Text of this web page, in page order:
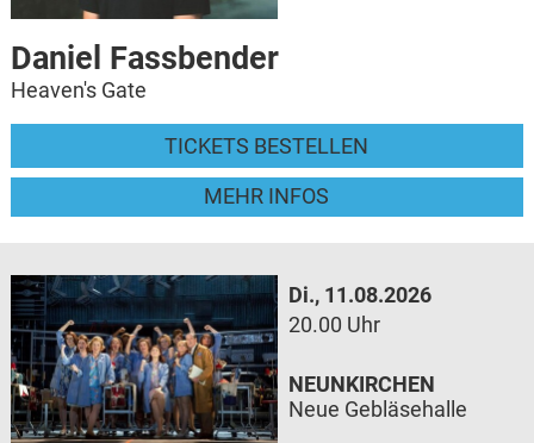
Daniel Fassbender
Heaven's Gate
TICKETS BESTELLEN
MEHR INFOS
Di., 11.08.2026
20.00 Uhr
NEUNKIRCHEN
Neue Gebläsehalle